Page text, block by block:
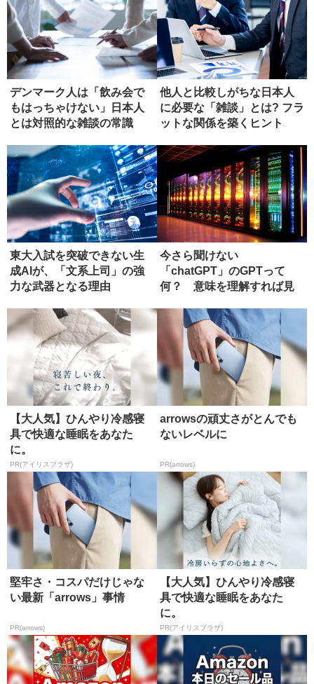
デンマーク人は「飲み会で
もはっちゃけない」日本人
とは対照的な雑談の常識
他人と比較しがちな日本人
に必要な「雑談」とは? フラ
ットな関係を築くヒント
東大入試を突破できない生
成AIが、「文系上司」の強
力な武器となる理由
今さら聞けない
「chatGPT」のGPTって
何？ 意味を理解すれば見
【大人気】ひんやり冷感寝
具で快適な睡眠をあなた
に。
PR(アイリスプラザ)
arrowsの頑丈さがとんでも
ないレベルに
PR(arrows)
堅牢さ・コスパだけじゃな
い最新「arrows」事情
PR(arrows)
【大人気】ひんやり冷感寝
具で快適な睡眠をあなた
に。
PR(アイリスプラザ)